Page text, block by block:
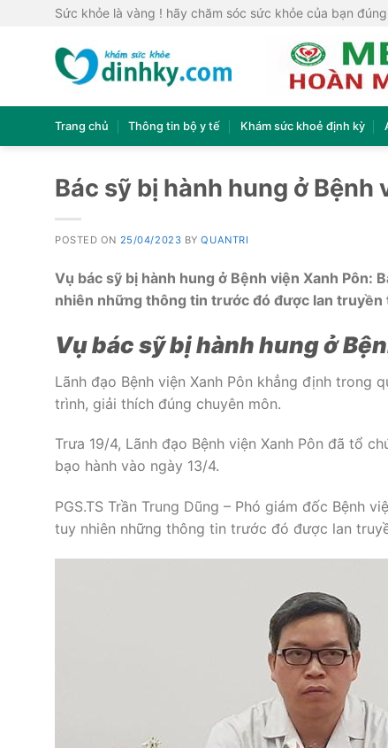
Sức khỏe là vàng ! hãy chăm sóc sức khỏe của bạn
Trang chủ Thông tin bộ y tế Khám sức khoẻ định kỳ
Bác sỹ bị hành hung ở Bệnh
POSTED ON 25/04/2023 BYQUANTRI
Vụ bác sỹ bị hành hung ở Bệnh viện Xanh Pôn:
nhiên những thông tin trước đó được lan
Vụ bác sỹ bị hành hung ở
Lãnh đạo Bệnh viện Xanh Pôn khẳng định trong
trình, giải thích đúng chuyên môn.
Trưa 19/4, Lãnh đạo Bệnh viện Xanh Pôn đã tổ
bạo hành vào ngày 13/4.
PGS.TS Trần Trung Dũng – Phó giám đốc Bệnh
tuy nhiên những thông tin trước đó được lan